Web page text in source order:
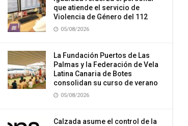
que atiende el servicio de
Violencia de Género del 112
05/08/2026
La Fundación Puertos de Las
Palmas y la Federación de Vela
Latina Canaria de Botes
consolidan su curso de verano
05/08/2026
Calzada asume el control de la